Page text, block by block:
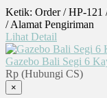
Ketik: Order / HP-121
/ Alamat Pengiriman
Lihat Detail
Gazebo Bali Segi 6
Rp (Hubungi CS)
×